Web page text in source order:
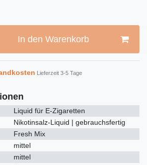
In den Warenkorb
Lieferzeit 3-5 Tage
Liquid für E-Zigaretten
Nikotinsalz-Liquid | gebrauchsfertig
Fresh Mix
mittel
mittel